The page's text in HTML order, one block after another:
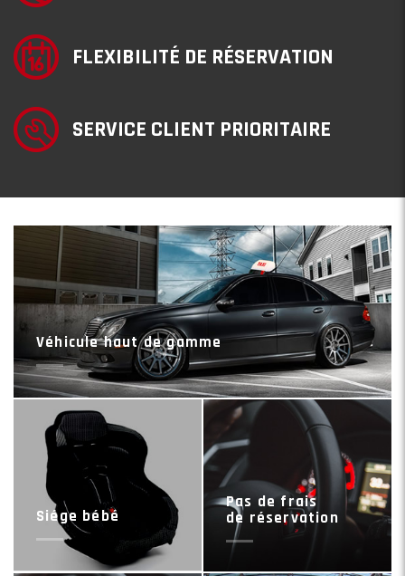
FLEXIBILITÉ DE RÉSERVATION
SERVICE CLIENT PRIORITAIRE
Véhicule haut de gamme
Siége bébé
Pas de frais
de réservation